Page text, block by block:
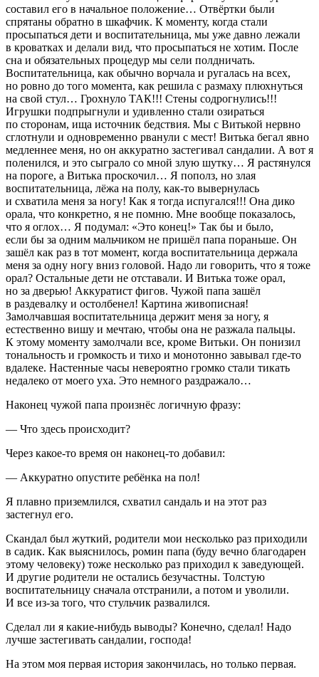
составил его в начальное положение… Отвёртки были
спрятаны обратно в шкафчик. К моменту, когда стали
просыпаться дети и воспитательница, мы уже давно лежали
в кроватках и делали вид, что просыпаться не хотим. После
сна и обязательных процедур мы сели полдничать.
Воспитательница, как обычно ворчала и ругалась на всех,
но ровно до того момента, как решила с размаху плюхнуться
на свой стул… Грохнуло ТАК!!! Стены содрогнулись!!!
Игрушки подпрыгнули и удивленно стали озираться
по сторонам, ища источник бедствия. Мы с Витькой нервно
сглотнули и одновременно рванули с мест! Витька бегал явно
медленнее меня, но он аккуратно застегивал сандалии. А вот я
поленился, и это сыграло со мной злую шутку… Я растянулся
на пороге, а Витька проскочил… Я пополз, но злая
воспитательница, лёжа на полу, как-то вывернулась
и схватила меня за ногу! Как я тогда испугался!!! Она дико
орала, что конкретно, я не помню. Мне вообще показалось,
что я оглох… Я подумал: «Это конец!» Так бы и было,
если бы за одним мальчиком не пришёл папа пораньше. Он
зашёл как раз в тот момент, когда воспитательница держала
меня за одну ногу вниз головой. Надо ли говорить, что я тоже
орал? Остальные дети не отставали. И Витька тоже орал,
но за дверью! Аккуратист фигов. Чужой папа зашёл
в раздевалку и остолбенел! Картина живописная!
Замолчавшая воспитательница держит меня за ногу, я
естественно вишу и мечтаю, чтобы она не разжала пальцы.
К этому моменту замолчали все, кроме Витьки. Он понизил
тональность и громкость и тихо и монотонно завывал где-то
вдалеке. Настенные часы невероятно громко стали тикать
недалеко от моего уха. Это немного раздражало…
Наконец чужой папа произнёс логичную фразу:
— Что здесь происходит?
Через какое-то время он наконец-то добавил:
— Аккуратно опустите ребёнка на пол!
Я плавно приземлился, схватил сандаль и на этот раз
застегнул его.
Скандал был жуткий, родители мои несколько раз приходили
в садик. Как выяснилось, ромин папа (буду вечно благодарен
этому человеку) тоже несколько раз приходил к заведующей.
И другие родители не остались безучастны. Толстую
воспитательницу сначала отстранили, а потом и уволили.
И все из-за того, что стульчик развалился.
Сделал ли я какие-нибудь выводы? Конечно, сделал! Надо
лучше застегивать сандалии, господа!
На этом моя первая история закончилась, но только первая.